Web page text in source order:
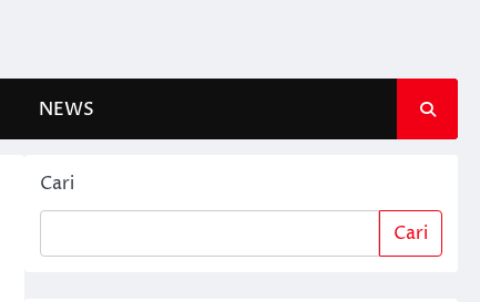
NEWS
Cari
Cari